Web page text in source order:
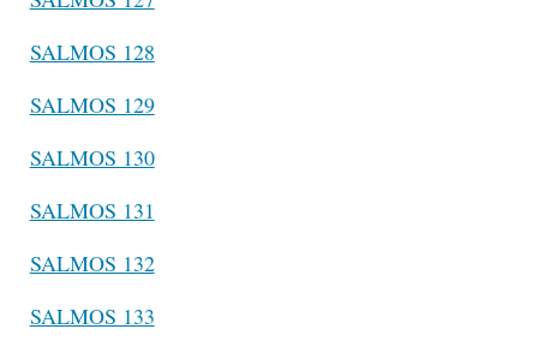
SALMOS 128
SALMOS 129
SALMOS 130
SALMOS 131
SALMOS 132
SALMOS 133